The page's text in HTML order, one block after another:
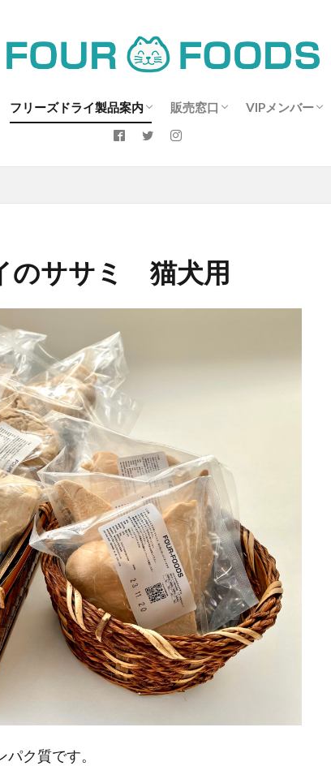
て～南部和也
フリーズドライ製品案内
商品情報：フリーズドライの鶏レバー
商品情報：フリーズドライのむね肉
商品情報：フリーズドライのササミ
商品情報：ブランド鶏：富士山御殿ど
フリーズドライささみの食し方
販売窓口
販売ショップ情報
営業日のご案内
お買い得情報
VIPメンバー
のササミ 猫犬用
ク質です。